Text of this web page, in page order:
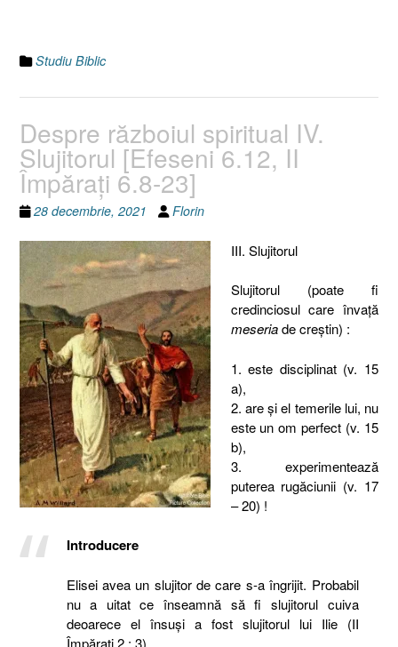
Studiu Biblic
Despre războiul spiritual IV.
Slujitorul [Efeseni 6.12, II
Împăraţi 6.8-23]
28 decembrie, 2021 Florin
III. Slujitorul
Slujitorul (poate fi
credinciosul care învaţă
meseriade creştin) :
1. este disciplinat (v. 15
a),
2. are şi el temerile lui, nu
este un om perfect (v. 15
b),
3. experimentează
puterea rugăciunii (v. 17
– 20) !
Introducere
Elisei avea un slujitor de care s-a îngrijit. Probabil
nu a uitat ce înseamnă să fi slujitorul cuiva
deoarece el însuşi a fost slujitorul lui Ilie (II
Împăraţi 2 : 3)